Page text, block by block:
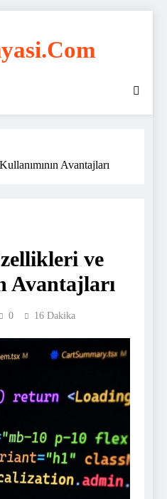
Avantajları
ve
Avantajları
0 16 Dakika